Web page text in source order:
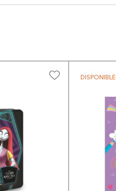
DISPONIBLE